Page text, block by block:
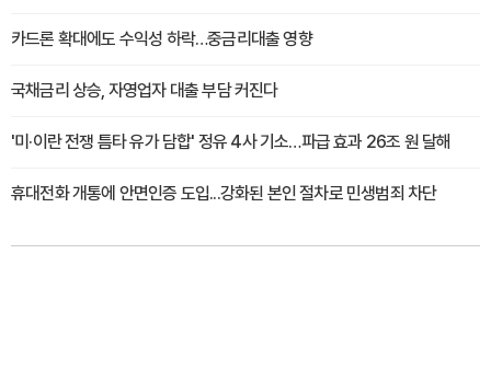
카드론 확대에도 수익성 하락…중금리대출 영향
국채금리 상승, 자영업자 대출 부담 커진다
'미·이란 전쟁 틈타 유가 담합' 정유 4사 기소…파급 효과 26조 원 달해
휴대전화 개통에 안면인증 도입...강화된 본인 절차로 민생범죄 차단